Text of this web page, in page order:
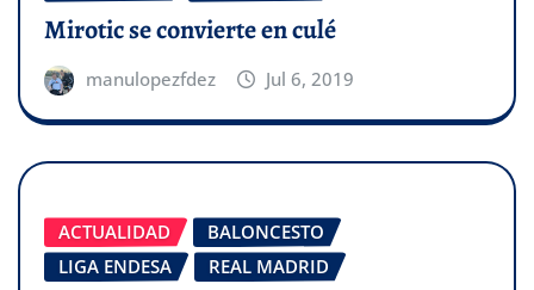
Mirotic se convierte en culé
manulopezfdez Jul 6, 2019
ACTUALIDAD
BALONCESTO
LIGA ENDESA
REAL MADRID